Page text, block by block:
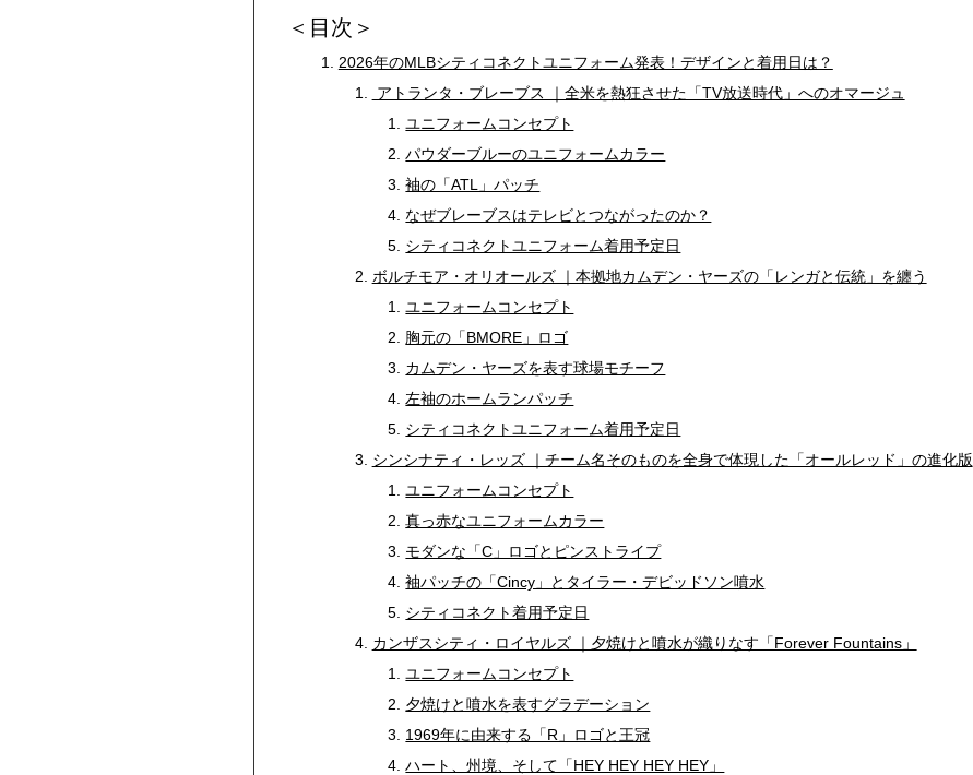
＜目次＞
2026年のMLBシティコネクトユニフォーム発表！デザインと着用日は？
アトランタ・ブレーブス ｜全米を熱狂させた「TV放送時代」へのオマージュ
ユニフォームコンセプト
パウダーブルーのユニフォームカラー
袖の「ATL」パッチ
なぜブレーブスはテレビとつながったのか？
シティコネクトユニフォーム着用予定日
ボルチモア・オリオールズ ｜本拠地カムデン・ヤーズの「レンガと伝統」を纏う
ユニフォームコンセプト
胸元の「BMORE」ロゴ
カムデン・ヤーズを表す球場モチーフ
左袖のホームランパッチ
シティコネクトユニフォーム着用予定日
シンシナティ・レッズ ｜チーム名そのものを全身で体現した「オールレッド」の進化版
ユニフォームコンセプト
真っ赤なユニフォームカラー
モダンな「C」ロゴとピンストライプ
袖パッチの「Cincy」とタイラー・デビッドソン噴水
シティコネクト着用予定日
カンザスシティ・ロイヤルズ ｜夕焼けと噴水が織りなす「Forever Fountains」
ユニフォームコンセプト
夕焼けと噴水を表すグラデーション
1969年に由来する「R」ロゴと王冠
ハート、州境、そして「HEY HEY HEY HEY」